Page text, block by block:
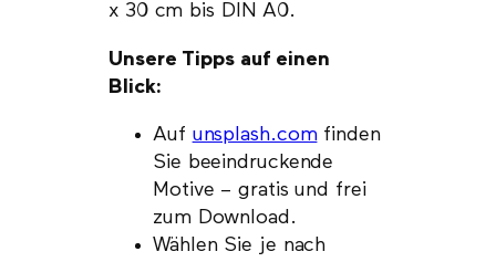
x 30 cm bis DIN A0.
Unsere Tipps auf einen
Blick:
Auf unsplash.comfinden
Sie beeindruckende
Motive – gratis und frei
zum Download.
Wählen Sie je nach